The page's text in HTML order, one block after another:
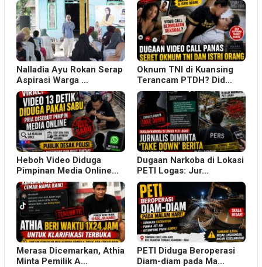
Nalladia Ayu Rokan Serap
Aspirasi Warga …
Oknum TNI di Kuansing
Terancam PTDH? Did…
Heboh Video Diduga
Pimpinan Media Online…
Dugaan Narkoba di Lokasi
PETI Logas: Jur…
Merasa Dicemarkan, Athia
Minta Pemilik A…
PETI Diduga Beroperasi
Diam-diam pada Ma…